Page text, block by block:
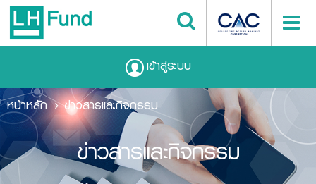
เข้าสู่ระบบ
ข่าวสารและกิจกรรม
หน้าหลัก ข่าวสารและกิจกรรม